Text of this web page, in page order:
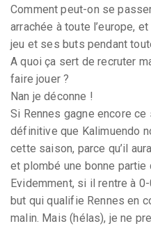
Comment peut-on se
arrachée à toute l’europe,
jeu et ses buts pendant
A quoi ça sert de recruter
faire jouer ?
Nan je déconne !
Si Rennes gagne encore
définitive que Kalimuendo
cette saison, parce qu’il
et plombé une bonne partie
Evidemment, si il rentre à
but qui qualifie Rennes en
malin. Mais (hélas), je ne